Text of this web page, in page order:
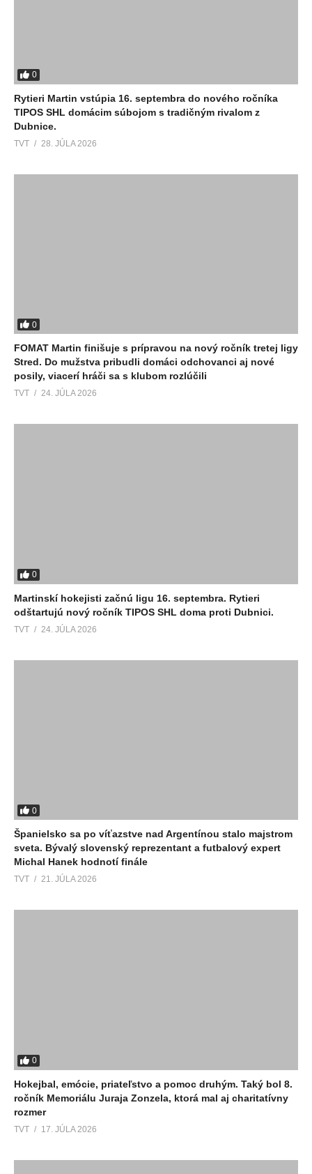
0
Rytieri Martin vstúpia 16. septembra do nového ročníka
TIPOS SHL domácim súbojom s tradičným rivalom z
Dubnice.
TVT 28. JÚLA 2026
0
FOMAT Martin finišuje s prípravou na nový ročník tretej ligy
Stred. Do mužstva pribudli domáci odchovanci aj nové
posily, viacerí hráči sa s klubom rozlúčili
TVT 24. JÚLA 2026
0
Martinskí hokejisti začnú ligu 16. septembra. Rytieri
odštartujú nový ročník TIPOS SHL doma proti Dubnici.
TVT 24. JÚLA 2026
0
Španielsko sa po víťazstve nad Argentínou stalo majstrom
sveta. Bývalý slovenský reprezentant a futbalový expert
Michal Hanek hodnotí finále
TVT 21. JÚLA 2026
0
Hokejbal, emócie, priateľstvo a pomoc druhým. Taký bol 8.
ročník Memoriálu Juraja Zonzela, ktorá mal aj charitatívny
rozmer
TVT 17. JÚLA 2026